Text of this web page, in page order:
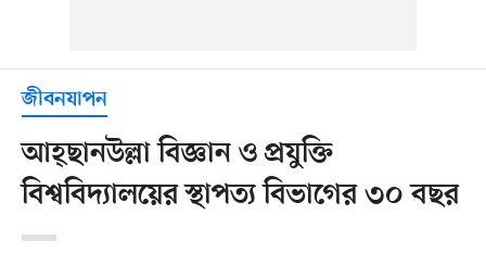
জীবনযাপন
আহ্‌ছানউল্লা বিজ্ঞান ও প্রযুক্তি
বিশ্ববিদ্যালয়ের স্থাপত্য বিভাগের ৩০ বছর